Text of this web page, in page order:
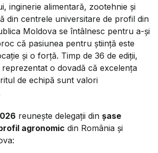
inginerie alimentară, zootehnie și
din centrele universitare de profil din
Moldova se întâlnesc pentru a-și
că pasiunea pentru știință este
și o forță. Timp de 36 de ediții,
reprezentat o dovadă că excelența
de echipă sunt valori
reunește delegații din șase
agronomic din România și